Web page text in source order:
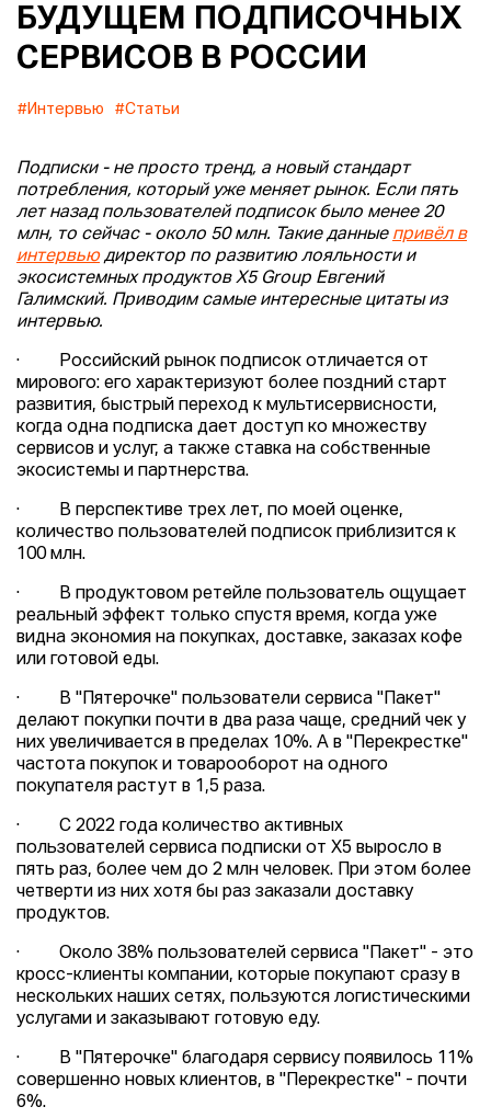
БУДУЩЕМ ПОДПИСОЧНЫХ
СЕРВИСОВ В РОССИИ
#Интервью #Статьи
Подписки - не просто тренд, а новый стандарт
потребления, который уже меняет рынок. Если пять
лет назад пользователей подписок было менее 20
млн, то сейчас - около 50 млн. Такие данные привёл в
интервьюдиректор по развитию лояльности и
экосистемных продуктов Х5 Group Евгений
Галимский. Приводим самые интересные цитаты из
интервью.
· Российский рынок подписок отличается от
мирового: его характеризуют более поздний старт
развития, быстрый переход к мультисервисности,
когда одна подписка дает доступ ко множеству
сервисов и услуг, а также ставка на собственные
экосистемы и партнерства.
· В перспективе трех лет, по моей оценке,
количество пользователей подписок приблизится к
100 млн.
· В продуктовом ретейле пользователь ощущает
реальный эффект только спустя время, когда уже
видна экономия на покупках, доставке, заказах кофе
или готовой еды.
· В "Пятерочке" пользователи сервиса "Пакет"
делают покупки почти в два раза чаще, средний чек у
них увеличивается в пределах 10%. А в "Перекрестке"
частота покупок и товарооборот на одного
покупателя растут в 1,5 раза.
· С 2022 года количество активных
пользователей сервиса подписки от X5 выросло в
пять раз, более чем до 2 млн человек. При этом более
четверти из них хотя бы раз заказали доставку
продуктов.
· Около 38% пользователей сервиса "Пакет" - это
кросс-клиенты компании, которые покупают сразу в
нескольких наших сетях, пользуются логистическими
услугами и заказывают готовую еду.
· В "Пятерочке" благодаря сервису появилось 11%
совершенно новых клиентов, в "Перекрестке" - почти
6%.